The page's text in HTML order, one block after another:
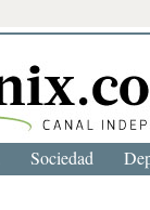
Sociedad